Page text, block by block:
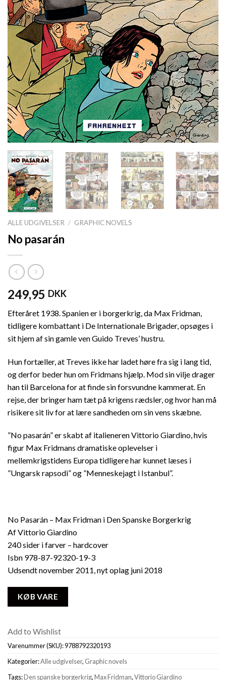
ALLE UDGIVELSER / GRAPHIC NOVELS
No pasarán
249,95 DKK
Efteråret 1938. Spanien er i borgerkrig, da Max Fridman,
tidligere kombattant i De Internationale Brigader, opsøges i
sit hjem af sin gamle ven Guido Treves’ hustru.
Hun fortæller, at Treves ikke har ladet høre fra sig i lang tid,
og derfor beder hun om Fridmans hjælp. Mod sin vilje drager
han til Barcelona for at finde sin forsvundne kammerat. En
rejse, der bringer ham tæt på krigens rædsler, og hvor han må
risikere sit liv for at lære sandheden om sin vens skæbne.
”No pasarán” er skabt af italieneren Vittorio Giardino, hvis
figur Max Fridmans dramatiske oplevelser i
mellemkrigstidens Europa tidligere har kunnet læses i
”Ungarsk rapsodi” og ”Menneskejagt i Istanbul”.
No Pasarán – Max Fridman i Den Spanske Borgerkrig
Af Vittorio Giardino
240 sider i farver – hardcover
Isbn 978-87-92320-19-3
Udsendt november 2011, nyt oplag juni 2018
KØB VARE
Add to Wishlist
Varenummer (SKU):9788792320193
Kategorier:Alle udgivelser, Graphic novels
Tags:Den spanske borgerkrig,Max Fridman,Vittorio Giardino